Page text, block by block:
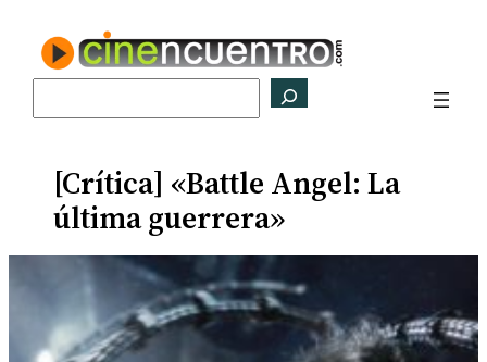
contenido
[Crítica] «Battle Angel: La
última guerrera»